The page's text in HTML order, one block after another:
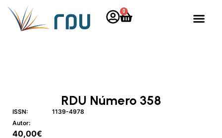
0
RDU Número 358
ISSN:
1139-4978
Autor:
40,00€